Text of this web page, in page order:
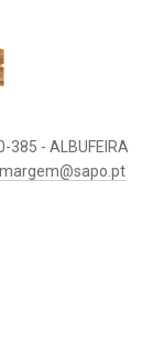
385 - ALBUFEIRA